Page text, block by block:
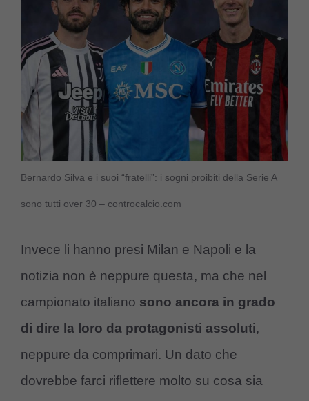
Bernardo Silva e i suoi “fratelli”: i sogni proibiti della Serie A
sono tutti over 30 – controcalcio.com
Invece li hanno presi Milan e Napoli e la
notizia non è neppure questa, ma che nel
campionato italiano sono ancora in grado
di dire la loro da protagonisti assoluti,
neppure da comprimari. Un dato che
dovrebbe farci riflettere molto su cosa sia